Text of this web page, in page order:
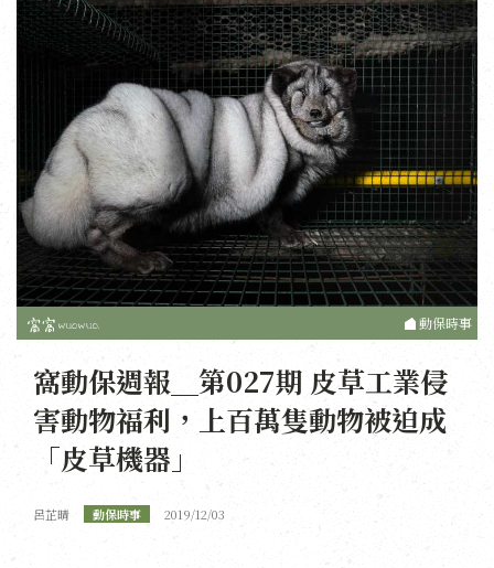
動保時事
窩動保週報＿第027期 皮草工業侵
害動物福利，上百萬隻動物被迫成
「皮草機器」
呂芷晴 動保時事 2019/12/03